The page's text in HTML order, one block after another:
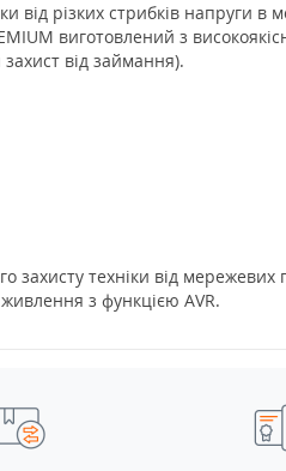
від різких стрибків напруги в
виготовлений з
від займання).
захисту техніки від
з функцією AVR.